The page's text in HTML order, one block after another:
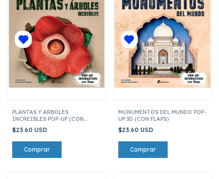
PLANTAS Y ARBOLES
INCREIBLES POP-UP (CON
$23.60 USD
MONUMENTOS DEL MUNDO POP-
UP 3D (CON FLAPS)
$23.60 USD